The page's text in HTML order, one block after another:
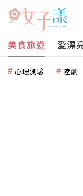
美食旅遊 愛漂
心理測驗 陸劇